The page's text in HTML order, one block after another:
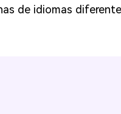
de idiomas